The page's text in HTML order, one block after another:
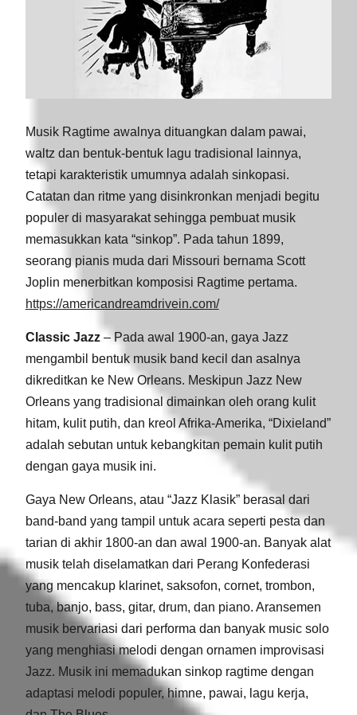
Musik Ragtime awalnya dituangkan dalam pawai,
waltz dan bentuk-bentuk lagu tradisional lainnya,
tetapi karakteristik umumnya adalah sinkopasi.
Catatan dan ritme yang disinkronkan menjadi begitu
populer di masyarakat sehingga pembuat musik
memasukkan kata “sinkop”. Pada tahun 1899,
seorang pianis muda dari Missouri bernama Scott
Joplin menerbitkan komposisi Ragtime pertama.
https://americandreamdrivein.com/
Classic Jazz– Pada awal 1900-an, gaya Jazz
mengambil bentuk musik band kecil dan asalnya
dikreditkan ke New Orleans. Meskipun Jazz New
Orleans yang tradisional dimainkan oleh orang kulit
hitam, kulit putih, dan kreol Afrika-Amerika, “Dixieland”
adalah sebutan untuk kebangkitan pemain kulit putih
dengan gaya musik ini.
Gaya New Orleans, atau “Jazz Klasik” berasal dari
band-band yang tampil untuk acara seperti pesta dan
tarian di akhir 1800-an dan awal 1900-an. Banyak alat
musik telah diselamatkan dari Perang Konfederasi
yang mencakup klarinet, saksofon, cornet, trombon,
tuba, banjo, bass, gitar, drum, dan piano. Aransemen
musik bervariasi dari performa dan banyak music solo
yang menghiasi melodi dengan ornamen improvisasi
Jazz. Musik ini memadukan sinkop ragtime dengan
adaptasi melodi populer, himne, pawai, lagu kerja,